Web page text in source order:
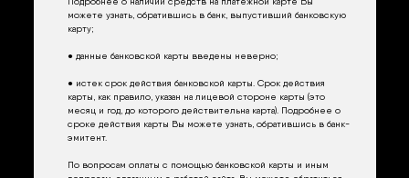
можете узнать, обратившись в банк, выпустивший банковскую
карту;
● данные банковской карты введены неверно;
● истек срок действия банковской карты. Срок действия
карты, как правило, указан на лицевой стороне карты (это
месяц и год, до которого действительна карта). Подробнее о
сроке действия карты Вы можете узнать, обратившись в банк-
эмитент.
По вопросам оплаты с помощью банковской карты и иным